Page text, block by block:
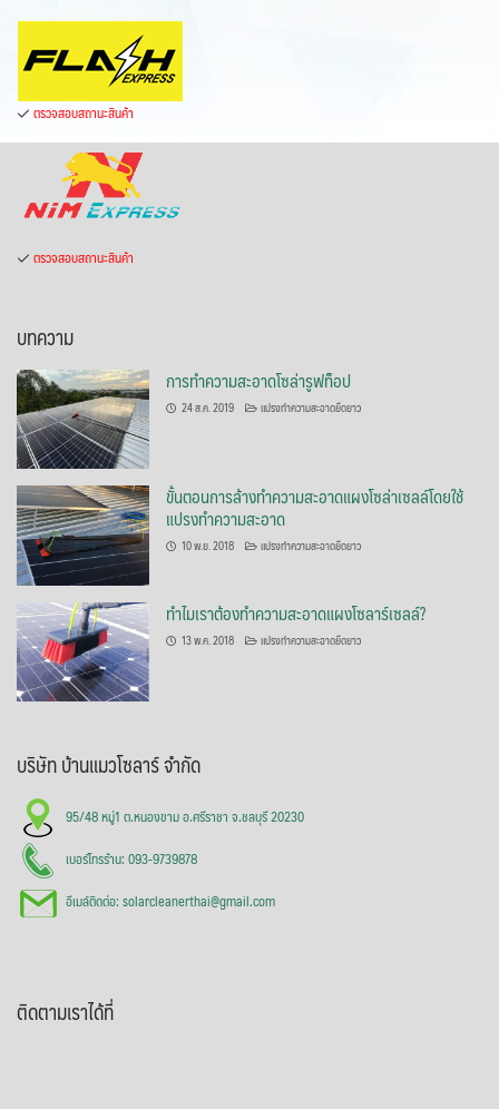
ตรวจสอบสถานะสินค้า
ตรวจสอบสถานะสินค้า
บทความ
การทำความสะอาดโซล่ารูฟท็อป
24 ส.ค. 2019 แปรงทำความสะอาดยืดยาว
ขั้นตอนการล้างทำความสะอาดแผงโซล่าเซลล์โดยใช้
แปรงทำความสะอาด
10 พ.ย. 2018 แปรงทำความสะอาดยืดยาว
ทำไมเราต้องทำความสะอาดแผงโซลาร์เซลล์?
13 พ.ค. 2018 แปรงทำความสะอาดยืดยาว
บริษัท บ้านแมวโซลาร์ จำกัด
95/48 หมู่1 ต.หนองขาม อ.ศรีราชา จ.ชลบุรี 20230
เบอร์โทรร้าน: 093-9739878
อีเมล์ติดต่อ: solarcleanerthai@gmail.com
ติดตามเราได้ที่